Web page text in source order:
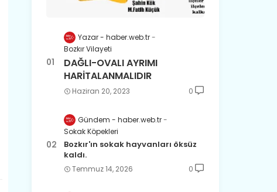
Yazar - haber.web.tr
Bozkır Vilayeti
DAĞLI-OVALI AYRIMI
HARİTALANMALIDIR
Haziran 20, 2023 0
Gündem - haber.web.tr
Sokak Köpekleri
Bozkır'ın sokak hayvanları öksüz
kaldı.
Temmuz 14, 2026 0